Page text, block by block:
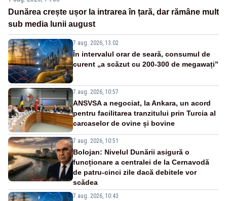
Dunărea crește ușor la intrarea în țară, dar rămâne mult
sub media lunii august
7 aug. 2026, 13:02
În intervalul orar de seară, consumul de
curent „a scăzut cu 200-300 de megawați”
7 aug. 2026, 10:57
ANSVSA a negociat, la Ankara, un acord
pentru facilitarea tranzitului prin Turcia al
carcaselor de ovine și bovine
7 aug. 2026, 10:51
Bolojan: Nivelul Dunării asigură o
funcționare a centralei de la Cernavodă
de patru-cinci zile dacă debitele vor
scădea
7 aug. 2026, 10:43